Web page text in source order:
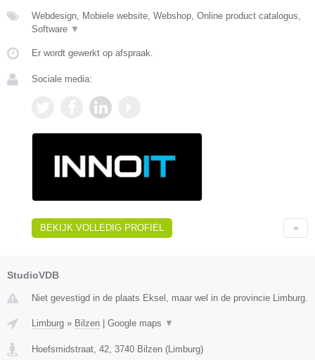
Webdesign, Mobiele website, Webshop, Online product catalogus,
Software ▼
Er wordt gewerkt op afspraak.
Sociale media:
BEKIJK VOLLEDIG PROFIEL
StudioVDB
Niet gevestigd in de plaats Eksel, maar wel in de provincie Limburg.
Limburg » Bilzen Google maps ▼
Hoefsmidstraat, 42, 3740 Bilzen (Limburg)